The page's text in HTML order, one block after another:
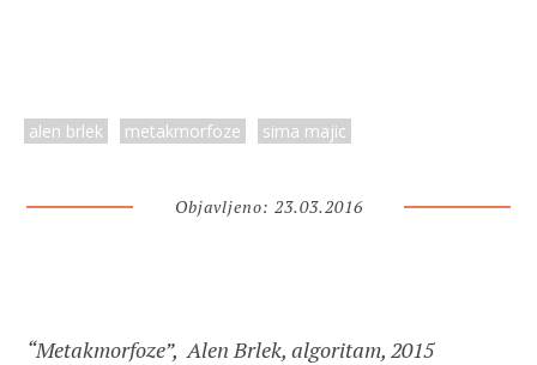
alen brlek metakmorfoze sima majic
Objavljeno: 23.03.2016
“Metakmorfoze”, Alen Brlek, algoritam, 2015